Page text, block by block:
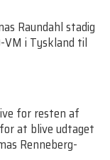
Raundahl stadig
i Tyskland til
for resten af
at blive udtaget
Renneberg-